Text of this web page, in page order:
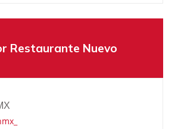
Restaurante Nuevo
Nayarit
El Pescadero, BCS